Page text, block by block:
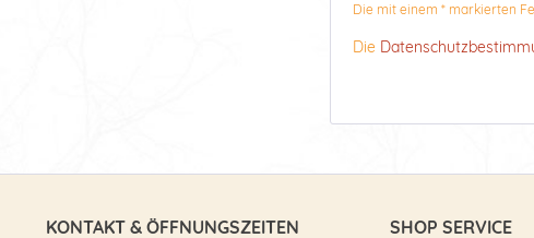
Die mit einem * markierten
Die
KONTAKT & ÖFFNUNGSZEITEN SHOP SERVICE